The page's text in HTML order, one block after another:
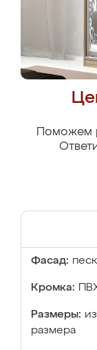
Поможем
Фасад:
Кромка:
Размеры:
размера